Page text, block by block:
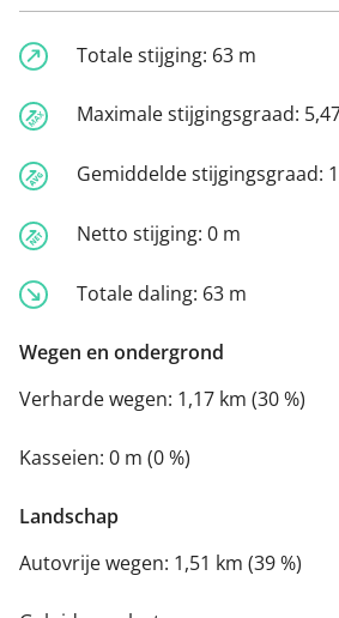
Totale stijging: 63 m
Maximale stijgingsgraad:
Gemiddelde stijgingsgraad:
Netto stijging: 0 m
Totale daling: 63 m
Wegen en ondergrond
Verharde wegen: 1,17 km (30 %)
Kasseien: 0 m (0 %)
Landschap
Autovrije wegen: 1,51 km (39 %)